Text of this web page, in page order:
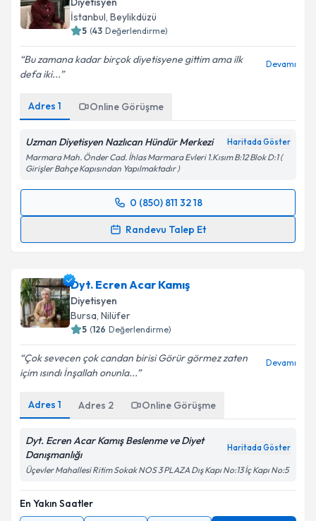
Diyetisyen
İstanbul,Beylikdüzü
( Değerlendirme)
Bu zamana kadar birçok diyetisyene gittim ama ilk
defa iki...
Adres 1 Online Görüşme
Uzman Diyetisyen Nazlıcan Hündür Merkezi
Marmara Mah. Önder Cad. İhlas Marmara Evleri 1.Kısım B:12 Blok D:1 (
Girişler Bahçe Kapısından Yapılmaktadır )
0 (850) 811 32 18
Randevu Talep Et
Randevu Takvimi Talebi
talebi oluşturun. Size bu uzmandan randevu almanız
için bir takvim hazırlandığında e-posta ile
bilgilendireceğiz.
E-posta Adresiniz
Kişisel verilerimin işlenmesine ilişkin
Metni'ni okudum ve kişisel verilerimin belirtilen
Takvim Talebini Gönder
Dyt. Ecren Acar Kamış
Diyetisyen
Bursa,Nilüfer
( Değerlendirme)
Çok sevecen çok candan birisi Görür görmez zaten
içim ısındı İnşallah onunla...
Adres 1 Adres 2 Online Görüşme
Dyt. Ecren Acar Kamış Beslenme ve Diyet
Danışmanlığı
Üçevler Mahallesi Ritim Sokak NOS 3 PLAZA Dış Kapı No:13 İç Kapı No:5
En Yakın Saatler